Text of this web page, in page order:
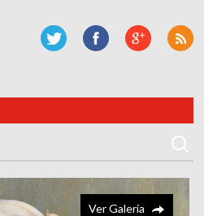
Ver Galería